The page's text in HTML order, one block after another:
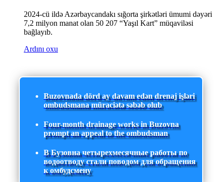
2024-cü ildə Azərbaycandakı sığorta şirkətləri ümumi dəyəri
7,2 milyon manat olan 50 207 “Yaşıl Kart” müqaviləsi
bağlayıb.
Ardını oxu
Buzovnada dörd ay davam edən drenaj işləri
ombudsmana müraciətə səbəb olub
Four-month drainage works in Buzovna
prompt an appeal to the ombudsman
В Бузовна четырехмесячные работы по
водоотводу стали поводом для обращения
к омбудсмену